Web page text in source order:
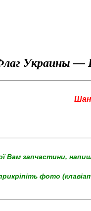
Вам запчастини,
фото